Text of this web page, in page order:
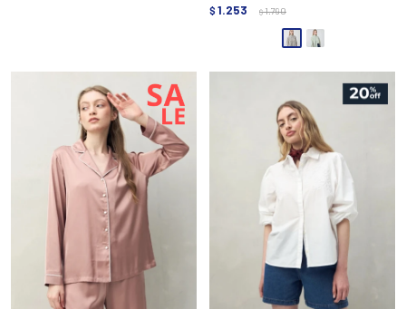
$ 1.253 $ 1.790